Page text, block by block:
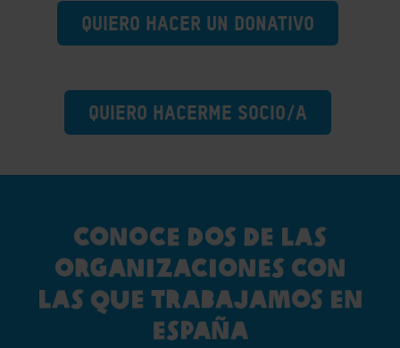
QUIERO HACER UN DONATIVO
QUIERO HACERME SOCIO/A
CONOCE DOS DE LAS
ORGANIZACIONES CON
LAS QUE TRABAJAMOS EN
ESPAÑA